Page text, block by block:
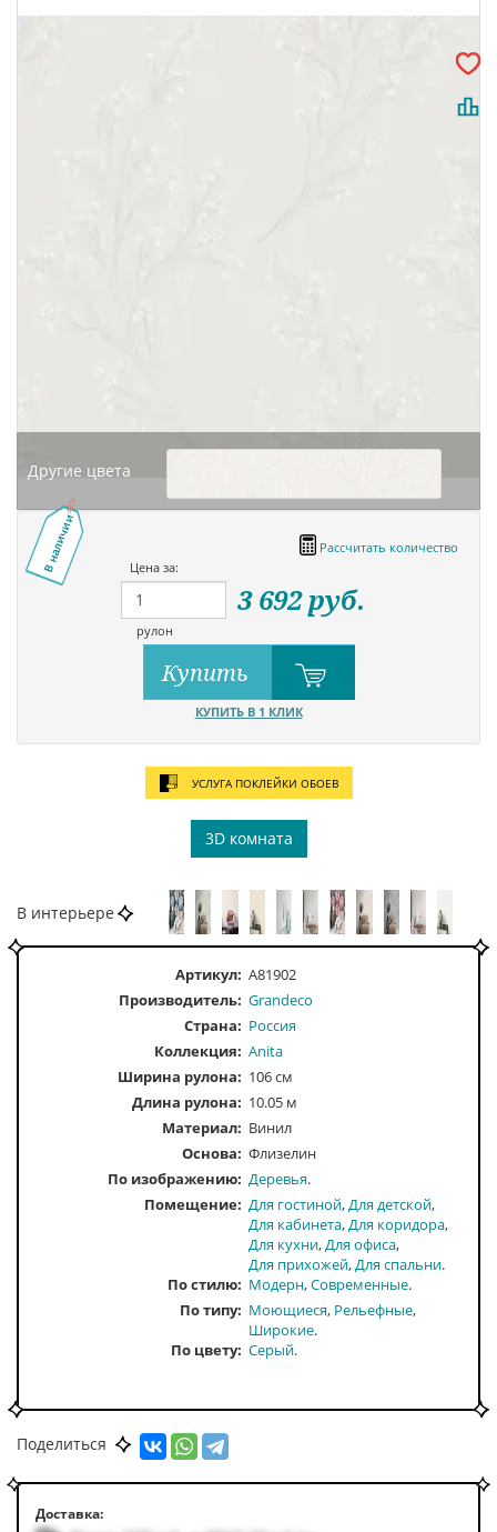
Другие цвета
В наличии
Рассчитать количество
Цена за:
рулон
3 692руб.
Купить
КУПИТЬ В 1 КЛИК
УСЛУГА ПОКЛЕЙКИ ОБОЕВ
3D комната
В интерьере
Артикул: A81902
Производитель: Grandeco
Страна: Россия
Коллекция: Anita
Ширина рулона: 106 см
Длина рулона: 10.05 м
Материал: Винил
Основа: Флизелин
По изображению Деревья
Помещение Для гостиной Для детской
Для кабинета Для коридора
Для кухни Для офиса
Для прихожей Для спальни
По стилю
Модерн Современные
По типу
Моющиеся Рельефные
Широкие
По цвету Серый
Поделиться
Доставка: